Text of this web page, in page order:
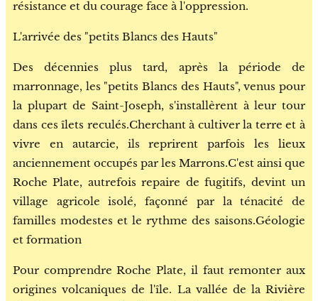
résistance et du courage face à l'oppression.
L'arrivée des "petits Blancs des Hauts"
Des décennies plus tard, après la période de
marronnage, les "petits Blancs des Hauts", venus pour
la plupart de Saint-Joseph, s'installèrent à leur tour
dans ces îlets reculés.Cherchant à cultiver la terre et à
vivre en autarcie, ils reprirent parfois les lieux
anciennement occupés par les Marrons.C'est ainsi que
Roche Plate, autrefois repaire de fugitifs, devint un
village agricole isolé, façonné par la ténacité de
familles modestes et le rythme des saisons.Géologie
et formation
Pour comprendre Roche Plate, il faut remonter aux
origines volcaniques de l'île. La vallée de la Rivière